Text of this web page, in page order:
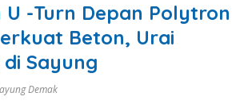
U -Turn Depan Polytron
Beton, Urai
Sayung
Demak